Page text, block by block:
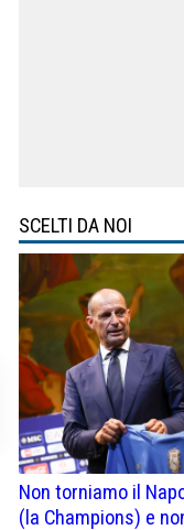
SCELTI DA NOI
Non torniamo il
(la Champions) e